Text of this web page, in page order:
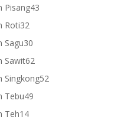
Pisang4343
Roti3232
products
Sagu3030
products
Sawit6262
products
Singkong5252
Tebu4949
Teh1414